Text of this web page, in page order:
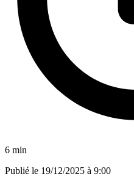
6 min
Publié le 19/12/2025 à 9:00